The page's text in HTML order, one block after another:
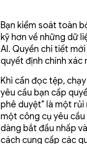
Bạn kiểm soát toàn
kỹ hơn về những dữ
AI. Quyền chi tiết
quyết định chính xác
Khi cần đọc tệp,
yêu cầu bạn cấp
phê duyệt" là một
một công cụ yêu
dàng bắt đầu nhấp
cách cung cấp các